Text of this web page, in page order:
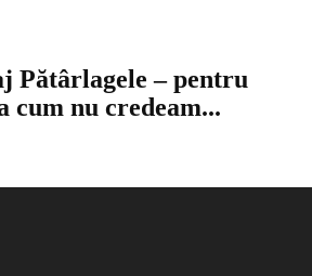
Pătârlagele – pentru
cum nu credeam...